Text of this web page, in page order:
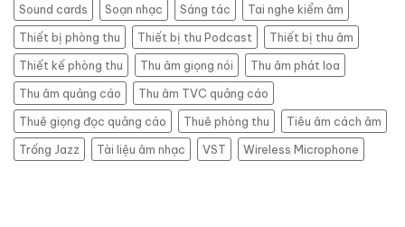
Sound cards
Soạn nhạc Sáng tác
Tai nghe kiểm âm
Thiết bị phòng thu
Thiết bị thu Podcast
Thiết bị thu âm
Thiết kế phòng thu
Thu âm giọng nói
Thu âm phát loa
Thu âm quảng cáo
Thu âm TVC quảng cáo
Thuê giọng đọc quảng cáo
Thuê phòng thu
Tiêu âm cách âm
Trống Jazz
Tài liệu âm nhạc VST Wireless Microphone